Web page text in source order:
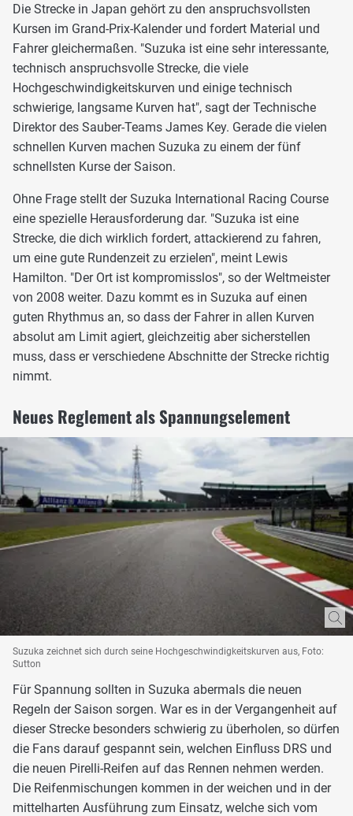
Die Strecke in Japan gehört zu den anspruchsvollsten
Kursen im Grand-Prix-Kalender und fordert Material und
Fahrer gleichermaßen. "Suzuka ist eine sehr interessante,
technisch anspruchsvolle Strecke, die viele
Hochgeschwindigkeitskurven und einige technisch
schwierige, langsame Kurven hat", sagt der Technische
Direktor des Sauber-Teams James Key. Gerade die vielen
schnellen Kurven machen Suzuka zu einem der fünf
schnellsten Kurse der Saison.
Ohne Frage stellt der Suzuka International Racing Course
eine spezielle Herausforderung dar. "Suzuka ist eine
Strecke, die dich wirklich fordert, attackierend zu fahren,
um eine gute Rundenzeit zu erzielen", meint Lewis
Hamilton. "Der Ort ist kompromisslos", so der Weltmeister
von 2008 weiter. Dazu kommt es in Suzuka auf einen
guten Rhythmus an, so dass der Fahrer in allen Kurven
absolut am Limit agiert, gleichzeitig aber sicherstellen
muss, dass er verschiedene Abschnitte der Strecke richtig
nimmt.
Neues Reglement als Spannungselement
Suzuka zeichnet sich durch seine Hochgeschwindigkeitskurven aus, Foto:
Sutton
Für Spannung sollten in Suzuka abermals die neuen
Regeln der Saison sorgen. War es in der Vergangenheit auf
dieser Strecke besonders schwierig zu überholen, so dürfen
die Fans darauf gespannt sein, welchen Einfluss DRS und
die neuen Pirelli-Reifen auf das Rennen nehmen werden.
Die Reifenmischungen kommen in der weichen und in der
mittelharten Ausführung zum Einsatz, welche sich vom